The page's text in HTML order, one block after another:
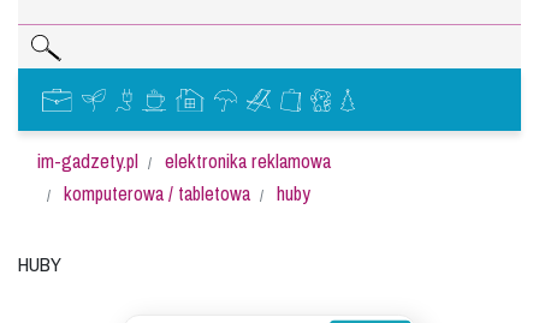
im-gadzety.pl
elektronika reklamowa
komputerowa / tabletowa
huby
Huby